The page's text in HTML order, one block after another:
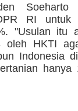
RI untuk
"Usulan itu
oleh HKTI
Indonesia
hanya